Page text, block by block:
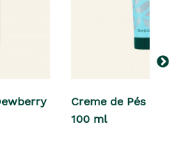
Creme de Pés
100 ml